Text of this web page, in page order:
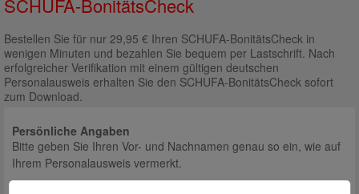
SCHUFA-BonitätsCheck
Bestellen Sie für nur 29,95 € Ihren SCHUFA-BonitätsCheck in
wenigen Minuten und bezahlen Sie bequem per Lastschrift. Nach
erfolgreicher Verifikation mit einem gültigen deutschen
Personalausweis erhalten Sie den SCHUFA-BonitätsCheck sofort
zum Download.
Persönliche Angaben
Bitte geben Sie Ihren Vor- und Nachnamen genau so ein, wie auf
Ihrem Personalausweis vermerkt.